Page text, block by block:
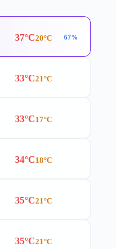
37°C20°C 67%
33°C21°C
33°C17°C
34°C18°C
35°C21°C
35°C21°C